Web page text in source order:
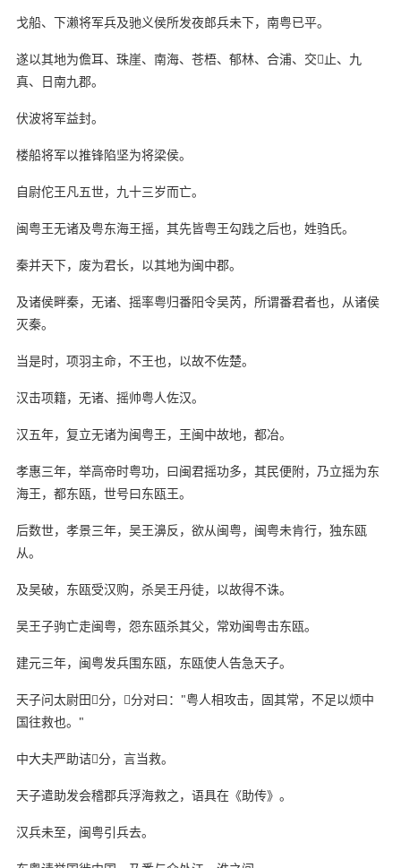
戈船、下濑将军兵及驰义侯所发夜郎兵未下，南粤已平。
遂以其地为儋耳、珠崖、南海、苍梧、郁林、合浦、交止、九
真、日南九郡。
伏波将军益封。
楼船将军以推锋陷坚为将梁侯。
自尉佗王凡五世，九十三岁而亡。
闽粤王无诸及粤东海王摇，其先皆粤王勾践之后也，姓驺氏。
秦并天下，废为君长，以其地为闽中郡。
及诸侯畔秦，无诸、摇率粤归番阳令吴芮，所谓番君者也，从诸侯
灭秦。
当是时，项羽主命，不王也，以故不佐楚。
汉击项籍，无诸、摇帅粤人佐汉。
汉五年，复立无诸为闽粤王，王闽中故地，都冶。
孝惠三年，举高帝时粤功，曰闽君摇功多，其民便附，乃立摇为东
海王，都东瓯，世号曰东瓯王。
后数世，孝景三年，吴王濞反，欲从闽粤，闽粤未肯行，独东瓯
从。
及吴破，东瓯受汉购，杀吴王丹徒，以故得不诛。
吴王子驹亡走闽粤，怨东瓯杀其父，常劝闽粤击东瓯。
建元三年，闽粤发兵围东瓯，东瓯使人告急天子。
天子问太尉田分，分对曰："粤人相攻击，固其常，不足以烦中
国往救也。"
中大夫严助诘分，言当救。
天子遣助发会稽郡兵浮海救之，语具在《助传》。
汉兵未至，闽粤引兵去。